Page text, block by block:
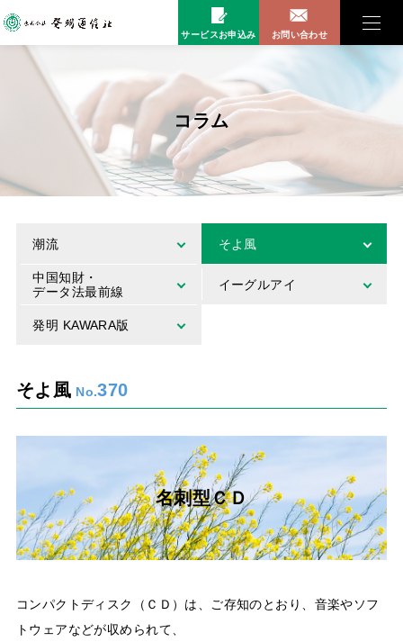
サービスお申込み お問い合わせ
コラム
潮流 そよ風
中国知財・
データ法最前線
イーグルアイ
発明 KAWARA版
そよ風 370
名刺型ＣＤ
コンパクトディスク（ＣＤ）は、ご存知のとおり、音楽やソフ
トウェアなどが収められて、